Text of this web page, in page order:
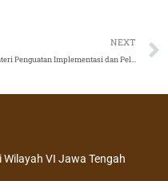
NEXT
Materi Penguatan Implementasi dan Pelaporan SPMI Perguruan Tinggi
VI Jawa Tengah